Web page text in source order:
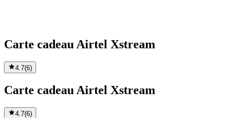
Carte cadeau Airtel Xstream
4.7(6)
Carte cadeau Airtel Xstream
4.7(6)